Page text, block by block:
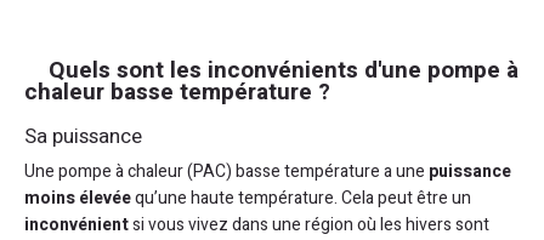
Quels sont les inconvénients d'une pompe à
chaleur basse température ?
Sa puissance
Une pompe à chaleur (PAC) basse température a une puissance
moins élevéequ’une haute température. Cela peut être un
inconvénientsi vous vivez dans une région où les hivers sont